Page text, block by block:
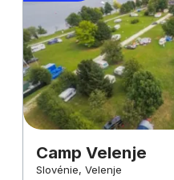
Camp Velenje
Slovénie, Velenje